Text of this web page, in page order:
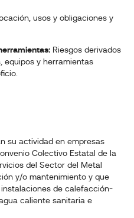
usos y obligaciones y
Riesgos derivados
equipos y herramientas
su actividad en empresas
Colectivo Estatal de la
del Sector del Metal
y/o mantenimiento y que
de calefacción-
caliente sanitaria e